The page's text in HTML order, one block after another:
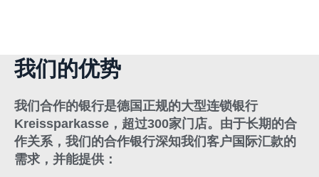
我们的优势
我们合作的银行是德国正规的大型连锁银行
Kreissparkasse，超过300家门店。由于长期的合
作关系，我们的合作银行深知我们客户国际汇款的
需求，并能提供：